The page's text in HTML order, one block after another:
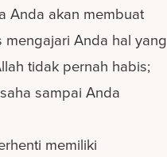
Anda akan membuat
mengajari Anda hal yang
tidak pernah habis;
sampai Anda
memiliki